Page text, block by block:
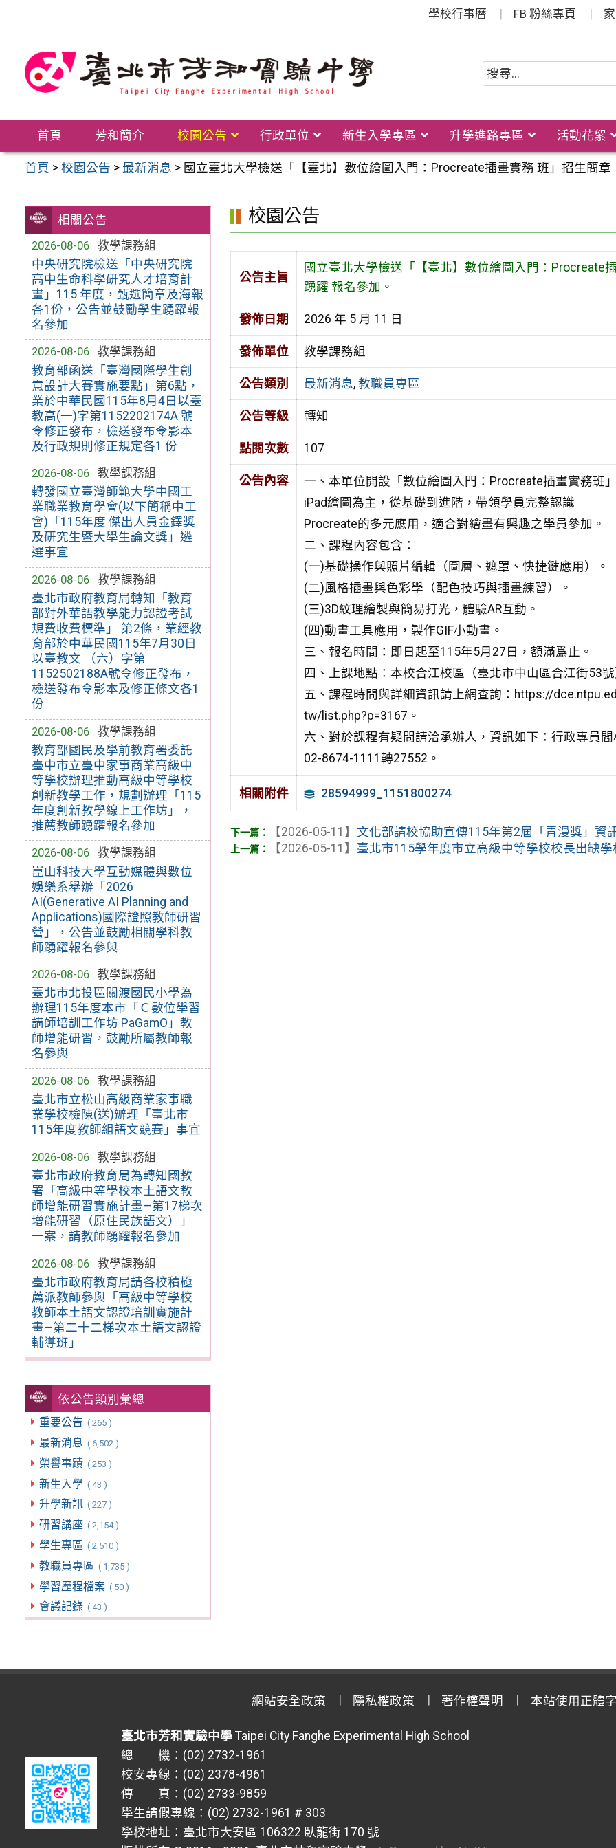
學校行事曆 FB 粉絲專頁
首頁 芳和簡介 校園公告 行政單位 新生入學專區 升學進路專區 活動花絮
首頁 >校園公告 > 最新消息 > 國立臺北大學檢送「【臺北】數位繪圖入門：Procreate插畫實務 班」招生簡
相關公告
2026-08-06
教學課務組
中央研究院檢送「中央研究院
高中生命科學研究人才培育計
畫」115 年度，甄選簡章及海報
各1份，公告並鼓勵學生踴躍報
名參加
2026-08-06
教學課務組
教育部函送「臺灣國際學生創
意設計大賽實施要點」第6點，
業於中華民國115年8月4日以臺
教高(一)字第1152202174A 號
令修正發布，檢送發布令影本
及行政規則修正規定各1 份
2026-08-06
教學課務組
轉發國立臺灣師範大學中國工
業職業教育學會(以下簡稱中工
會)「115年度 傑出人員金鐸獎
及研究生暨大學生論文獎」遴
選事宜
2026-08-06
教學課務組
臺北市政府教育局轉知「教育
部對外華語教學能力認證考試
規費收費標準」 第2條，業經教
育部於中華民國115年7月30日
以臺教文 （六）字第
1152502188A號令修正發布，
檢送發布令影本及修正條文各1
份
2026-08-06
教學課務組
教育部國民及學前教育署委託
臺中市立臺中家事商業高級中
等學校辦理推動高級中等學校
創新教學工作，規劃辦理「115
年度創新教學線上工作坊」，
推薦教師踴躍報名參加
2026-08-06
教學課務組
崑山科技大學互動媒體與數位
娛樂系舉辦「2026
AI(Generative AI Planning and
Applications)國際證照教師研習
營」，公告並鼓勵相關學科教
師踴躍報名參與
2026-08-06
教學課務組
臺北市北投區關渡國民小學為
辦理115年度本市「Ｃ數位學習
講師培訓工作坊 PaGamO」教
師增能研習，鼓勵所屬教師報
名參與
2026-08-06
教學課務組
臺北市立松山高級商業家事職
業學校檢陳(送)辧理「臺北市
115年度教師組語文競賽」事宜
2026-08-06
教學課務組
臺北市政府教育局為轉知國教
署「高級中等學校本土語文教
師增能研習實施計畫—第17梯次
增能研習（原住民族語文）」
一案，請教師踴躍報名參加
2026-08-06
教學課務組
臺北市政府教育局請各校積極
薦派教師參與「高級中等學校
教師本土語文認證培訓實施計
畫—第二十二梯次本土語文認證
輔導班」
依公告類別彙總
重要公告 ( 265 )
最新消息 ( 6,502 )
榮譽事蹟 ( 253 )
新生入學 ( 43 )
升學新訊 ( 227 )
研習講座 ( 2,154 )
學生專區 ( 2,510 )
教職員專區 ( 1,735 )
學習歷程檔案 ( 50 )
會議記錄 ( 43 )
校園公告
公告主旨
國立臺北大學檢送「【臺北】數位繪圖入門：Procreate
踴躍 報名參加。
發佈日期 2026 年 5 月 11 日
發佈單位 教學課務組
公告類別 最新消息, 教職員專區
公告等級 轉知
點閱次數 107
公告內容
一、本單位開設「數位繪圖入門：Procreate插畫實務班
iPad繪圖為主，從基礎到進階，帶領學員完整認識
Procreate的多元應用，適合對繪畫有興趣之學員參加。
二、課程內容包含：
(一)基礎操作與照片編輯（圖層、遮罩、快捷鍵應用）。
(二)風格插畫與色彩學（配色技巧與插畫練習）。
(三)3D紋理繪製與簡易打光，體驗AR互動。
(四)動畫工具應用，製作GIF小動畫。
三、報名時間：即日起至115年5月27日，額滿爲止。
四、上課地點：本校合江校區（臺北市中山區合江街53
五、課程時間與詳細資訊請上網查詢：https://
tw/list.php?p=3167。
六、對於課程有疑問請洽承辦人，資訊如下：行政專員閻
02-8674-1111轉27552。
相關附件 28594999_1151800274
【2026-05-11】文化部請校協助宣傳115年第2屆「青漫獎」資
【2026-05-11】 臺北市115學年度市立高級中等學校校長出缺
網站安全政策 隱私權政策 著作權聲明 本站使用正體
臺北市芳和實驗中學 Taipei City Fanghe Experimental High School
總 機：(02) 2732-1961
校安專線：(02) 2378-4961
傳 真：(02) 2733-9859
學生請假專線：(02) 2732-1961 # 303
學校地址：臺北市大安區 106322 臥龍街 170 號